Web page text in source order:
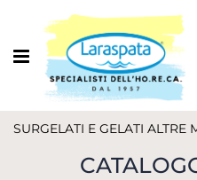
Open menu
SURGELATI E GELATI ALTRE